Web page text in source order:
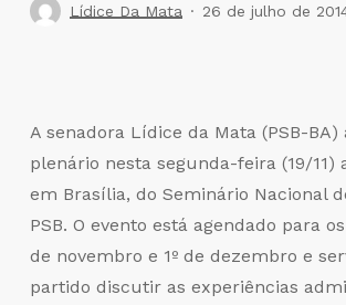
Lídice Da Mata 26 de julho de
A senadora Lídice da Mata (PSB-
plenário nesta segunda-feira (19/11)
em Brasília, do Seminário Nacional
PSB. O evento está agendado para
de novembro e 1º de dezembro e
partido discutir as experiências